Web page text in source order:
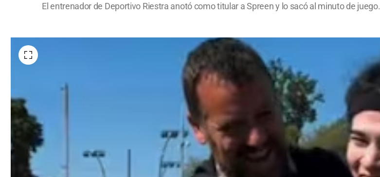
El entrenador de Deportivo Riestra anotó como titular a Spreen y lo sacó al minuto de juego.